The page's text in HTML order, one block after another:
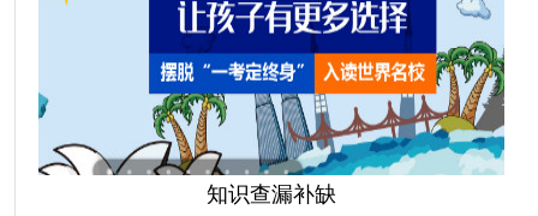
知识查漏补缺